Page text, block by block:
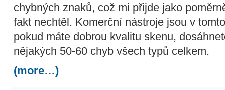
chybných znaků, což mi přijde jako
fakt nechtěl. Komerční nástroje jsou v
pokud máte dobrou kvalitu skenu,
nějakých 50-60 chyb všech typů celkem.
(more…)